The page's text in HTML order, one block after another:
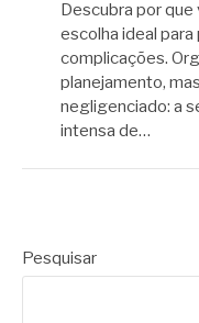
Descubra por
escolha ideal
complicações.
planejamento,
negligenciado: a
intensa de…
Pesquisar